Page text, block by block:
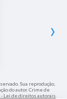
›
Sua reprodução,
do autor. Crime de
Lei de direitos autorais